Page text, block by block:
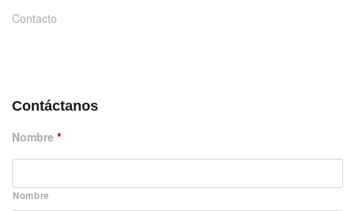
Contacto
Contáctanos
Nombre *
Nombre